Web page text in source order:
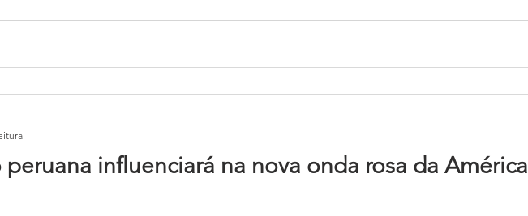
influenciará na nova onda rosa da América